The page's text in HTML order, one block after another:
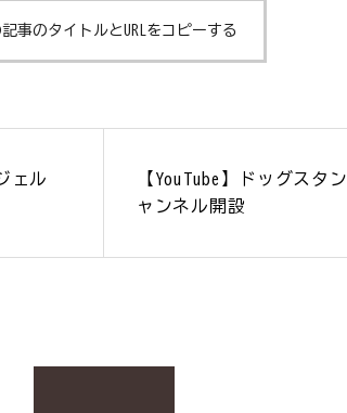
事のタイトルとURLをコピーする
ジェル
【YouTube】ドッグスタ
ャンネル開設